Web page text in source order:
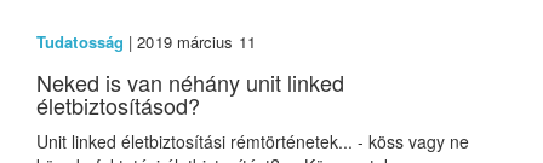
Tudatosság | 2019 március 11
Neked is van néhány unit linked
életbiztosításod?
Unit linked életbiztosítási rémtörténetek... - köss vagy ne